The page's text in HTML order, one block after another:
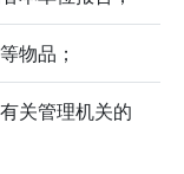
物品；
关管理机关的